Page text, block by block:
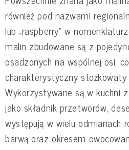
również pod nazwami
lub „raspberry” w
malin zbudowane są z
osadzonych na wspólnej osi,
charakterystyczny
Wykorzystywane są w kuchni
jako składnik przetworów,
występują w wielu odmianach
barwą oraz okresem